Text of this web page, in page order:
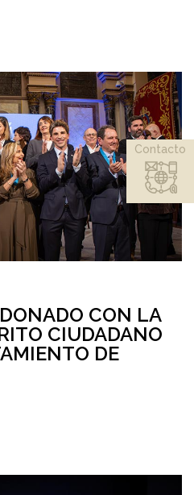
CON LA
CIUDADANO
DE
Contacto